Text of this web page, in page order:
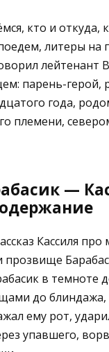
кто и откуда,
литеры на
лейтенант
парень-герой,
года,
племени,
—
Кассиля про
прозвище
в темноте
до блиндажа,
ему рот,
упавшего,